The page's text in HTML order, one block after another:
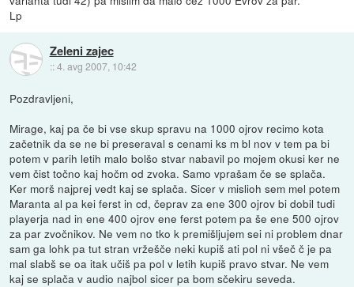
Lp
Zeleni zajec
::4. avg 2007, 10:42
Pozdravljeni,
Mirage, kaj pa če bi vse skup spravu na 1000 ojrov recimo kota
začetnik da se ne bi preseraval s cenami ks m bl nov v tem pa bi
potem v parih letih malo bolšo stvar nabavil po mojem okusi ker ne
vem čist točno kaj hočm od zvoka. Samo vprašam če se splača.
Ker morš najprej vedt kaj se splača. Sicer v mislioh sem mel potem
Maranta al pa kei ferst in cd, čeprav za ene 300 ojrov bi dobil tudi
playerja nad in ene 400 ojrov ene ferst potem pa še ene 500 ojrov
za par zvočnikov. Ne vem no tko k premišljujem sei ni problem dnar
sam ga lohk pa tut stran vržešče neki kupiš ati pol ni všeč č je pa
mal slabš se oa itak učiš pa pol v letih kupiš pravo stvar. Ne vem
kaj se splača v audio najbol sicer pa bom sčekiru seveda.